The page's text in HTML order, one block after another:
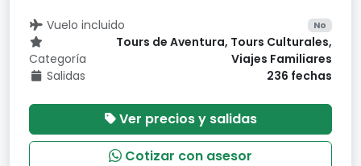
Vuelo incluido No
Categoría
Tours de Aventura, Tours Culturales,
Viajes Familiares
Salidas
236 fechas
Ver precios y salidas
Cotizar con asesor